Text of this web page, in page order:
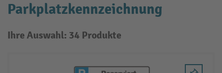
Parkplatzkennzeichnung
Ihre Auswahl: 34 Produkte